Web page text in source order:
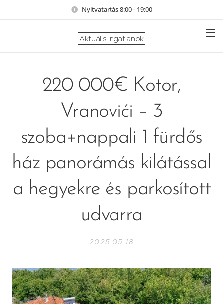
Nyitvatartás 8:00 - 19:00
Aktuális Ingatlanok
220 000€ Kotor,
Vranovići – 3
szoba+nappali 1 fürdős
ház panorámás kilátással
a hegyekre és parkosított
udvarra
2025.05.18